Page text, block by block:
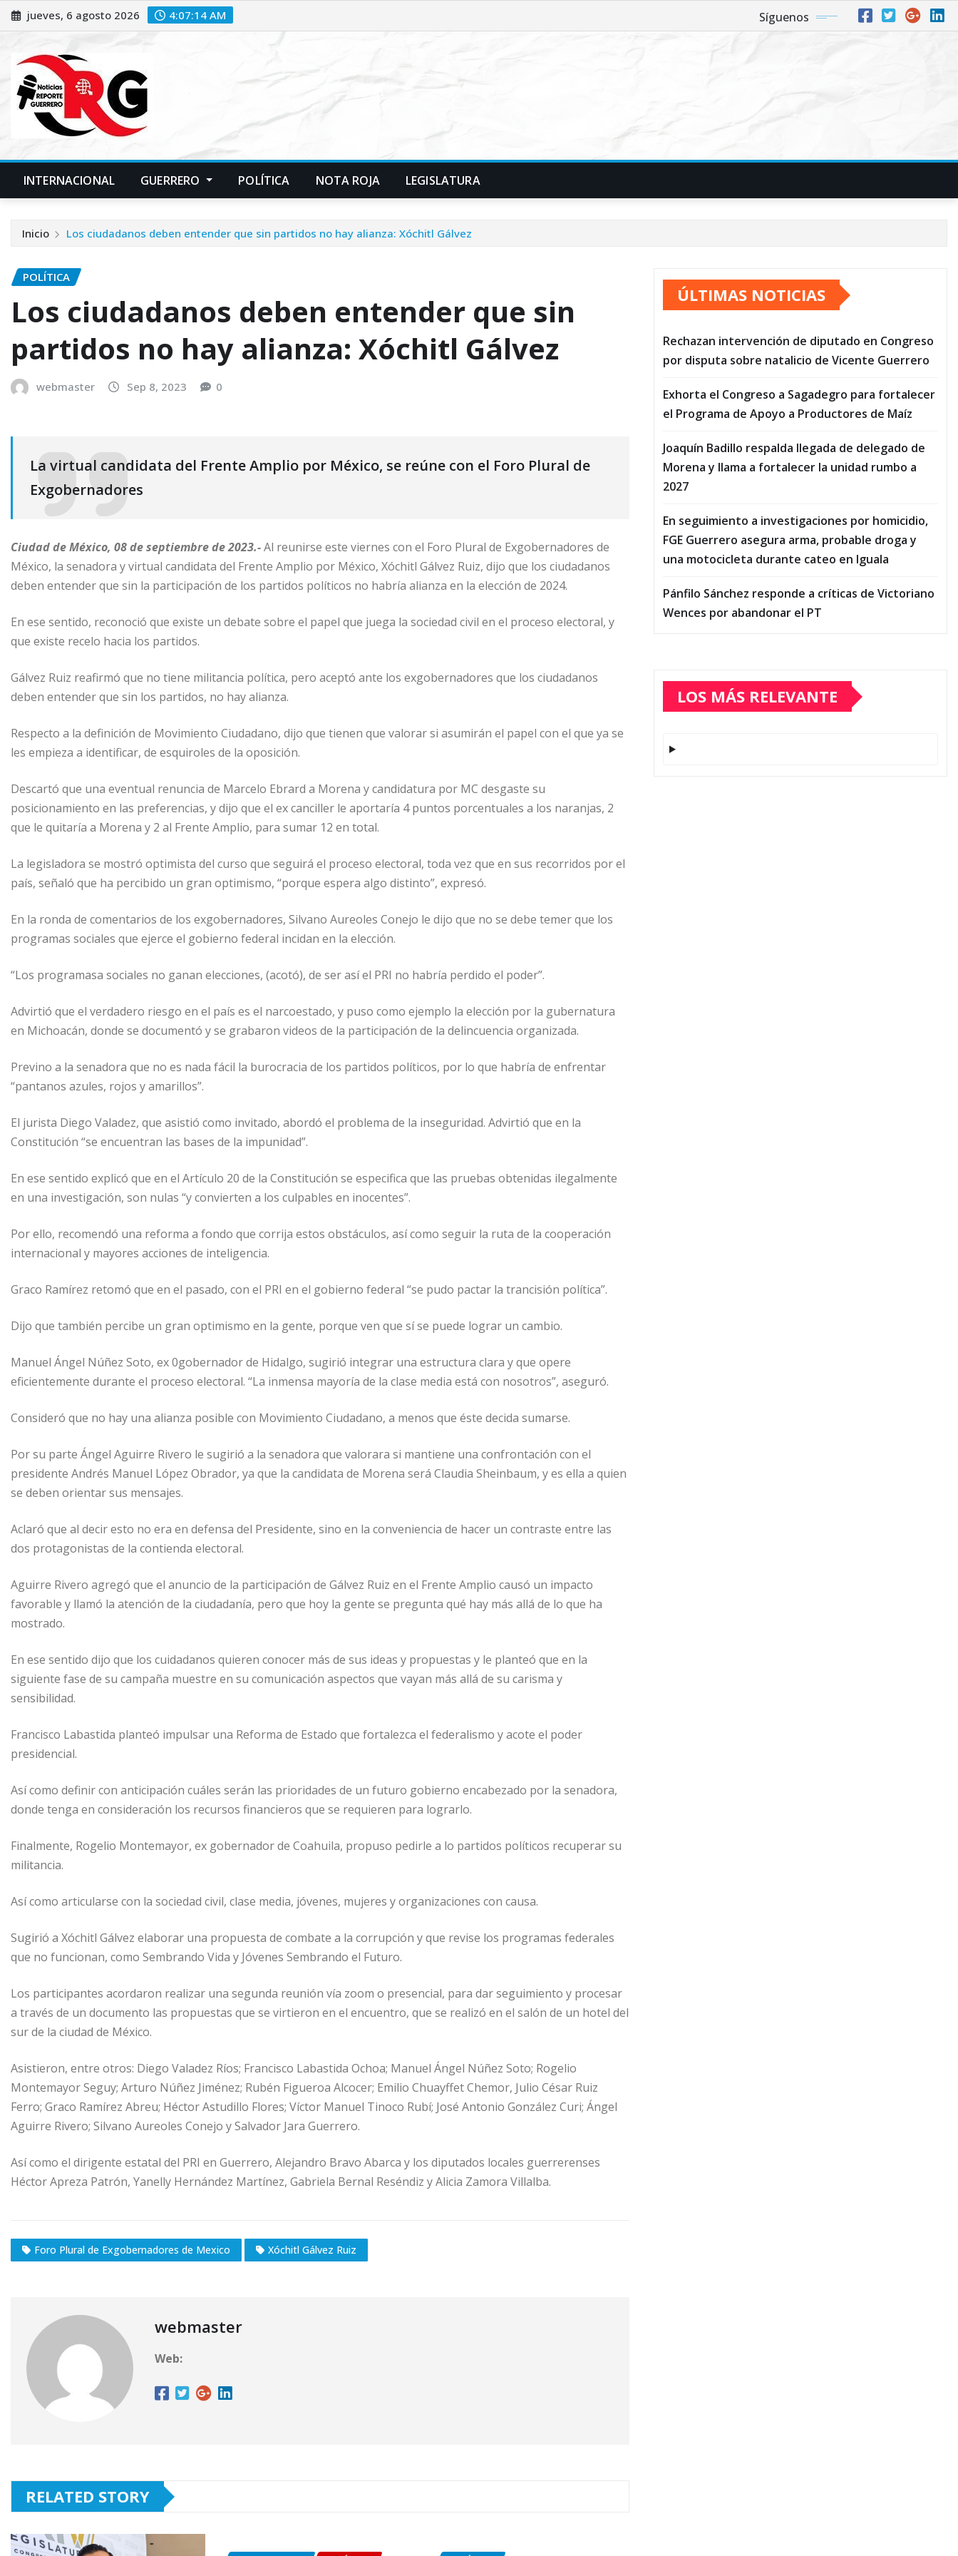
Saltar
al
jueves, 6 agosto 2026 4:07:14 AM Síguenos
INTERNACIONAL GUERRERO POLÍTICA NOTA ROJA LEGISLATURA
Inicio Los ciudadanos deben entender que sin partidos no hay alianza: Xóchitl Gálvez
POLÍTICA
Los ciudadanos deben entender que sin
partidos no hay alianza: Xóchitl Gálvez
webmaster Sep 8, 2023 0
La virtual candidata del Frente Amplio por México, se reúne con el Foro Plural de
Exgobernadores
Ciudad de México, 08 de septiembre de 2023.-Al reunirse este viernes con el Foro Plural de Exgobernadores de
México, la senadora y virtual candidata del Frente Amplio por México, Xóchitl Gálvez Ruiz, dijo que los ciudadanos
deben entender que sin la participación de los partidos políticos no habría alianza en la elección de 2024.
En ese sentido, reconoció que existe un debate sobre el papel que juega la sociedad civil en el proceso electoral, y
que existe recelo hacia los partidos.
Gálvez Ruiz reafirmó que no tiene militancia política, pero aceptó ante los exgobernadores que los ciudadanos
deben entender que sin los partidos, no hay alianza.
Respecto a la definición de Movimiento Ciudadano, dijo que tienen que valorar si asumirán el papel con el que ya se
les empieza a identificar, de esquiroles de la oposición.
Descartó que una eventual renuncia de Marcelo Ebrard a Morena y candidatura por MC desgaste su
posicionamiento en las preferencias, y dijo que el ex canciller le aportaría 4 puntos porcentuales a los naranjas, 2
que le quitaría a Morena y 2 al Frente Amplio, para sumar 12 en total.
La legisladora se mostró optimista del curso que seguirá el proceso electoral, toda vez que en sus recorridos por el
país, señaló que ha percibido un gran optimismo, “porque espera algo distinto”, expresó.
En la ronda de comentarios de los exgobernadores, Silvano Aureoles Conejo le dijo que no se debe temer que los
programas sociales que ejerce el gobierno federal incidan en la elección.
“Los programasa sociales no ganan elecciones, (acotó), de ser así el PRI no habría perdido el poder”.
Advirtió que el verdadero riesgo en el país es el narcoestado, y puso como ejemplo la elección por la gubernatura
en Michoacán, donde se documentó y se grabaron videos de la participación de la delincuencia organizada.
Previno a la senadora que no es nada fácil la burocracia de los partidos políticos, por lo que habría de enfrentar
“pantanos azules, rojos y amarillos”.
El jurista Diego Valadez, que asistió como invitado, abordó el problema de la inseguridad. Advirtió que en la
Constitución “se encuentran las bases de la impunidad”.
En ese sentido explicó que en el Artículo 20 de la Constitución se especifica que las pruebas obtenidas ilegalmente
en una investigación, son nulas “y convierten a los culpables en inocentes”.
Por ello, recomendó una reforma a fondo que corrija estos obstáculos, así como seguir la ruta de la cooperación
internacional y mayores acciones de inteligencia.
Graco Ramírez retomó que en el pasado, con el PRI en el gobierno federal “se pudo pactar la trancisión política”.
Dijo que también percibe un gran optimismo en la gente, porque ven que sí se puede lograr un cambio.
Manuel Ángel Núñez Soto, ex 0gobernador de Hidalgo, sugirió integrar una estructura clara y que opere
eficientemente durante el proceso electoral. “La inmensa mayoría de la clase media está con nosotros”, aseguró.
Consideró que no hay una alianza posible con Movimiento Ciudadano, a menos que éste decida sumarse.
Por su parte Ángel Aguirre Rivero le sugirió a la senadora que valorara si mantiene una confrontación con el
presidente Andrés Manuel López Obrador, ya que la candidata de Morena será Claudia Sheinbaum, y es ella a quien
se deben orientar sus mensajes.
Aclaró que al decir esto no era en defensa del Presidente, sino en la conveniencia de hacer un contraste entre las
dos protagonistas de la contienda electoral.
Aguirre Rivero agregó que el anuncio de la participación de Gálvez Ruiz en el Frente Amplio causó un impacto
favorable y llamó la atención de la ciudadanía, pero que hoy la gente se pregunta qué hay más allá de lo que ha
mostrado.
En ese sentido dijo que los cuidadanos quieren conocer más de sus ideas y propuestas y le planteó que en la
siguiente fase de su campaña muestre en su comunicación aspectos que vayan más allá de su carisma y
sensibilidad.
Francisco Labastida planteó impulsar una Reforma de Estado que fortalezca el federalismo y acote el poder
presidencial.
Así como definir con anticipación cuáles serán las prioridades de un futuro gobierno encabezado por la senadora,
donde tenga en consideración los recursos financieros que se requieren para lograrlo.
Finalmente, Rogelio Montemayor, ex gobernador de Coahuila, propuso pedirle a lo partidos políticos recuperar su
militancia.
Así como articularse con la sociedad civil, clase media, jóvenes, mujeres y organizaciones con causa.
Sugirió a Xóchitl Gálvez elaborar una propuesta de combate a la corrupción y que revise los programas federales
que no funcionan, como Sembrando Vida y Jóvenes Sembrando el Futuro.
Los participantes acordaron realizar una segunda reunión vía zoom o presencial, para dar seguimiento y procesar
a través de un documento las propuestas que se virtieron en el encuentro, que se realizó en el salón de un hotel del
sur de la ciudad de México.
Asistieron, entre otros: Diego Valadez Ríos; Francisco Labastida Ochoa; Manuel Ángel Núñez Soto; Rogelio
Montemayor Seguy; Arturo Núñez Jiménez; Rubén Figueroa Alcocer; Emilio Chuayffet Chemor, Julio César Ruiz
Ferro; Graco Ramírez Abreu; Héctor Astudillo Flores; Víctor Manuel Tinoco Rubí; José Antonio González Curi; Ángel
Aguirre Rivero; Silvano Aureoles Conejo y Salvador Jara Guerrero.
Así como el dirigente estatal del PRI en Guerrero, Alejandro Bravo Abarca y los diputados locales guerrerenses
Héctor Apreza Patrón, Yanelly Hernández Martínez, Gabriela Bernal Reséndiz y Alicia Zamora Villalba.
Foro Plural de Exgobernadores de Mexico Xóchitl Gálvez Ruiz
webmaster
Web:
RELATED STORY
ÚLTIMAS NOTICIAS
Rechazan intervención de diputado en Congreso
por disputa sobre natalicio de Vicente Guerrero
Exhorta el Congreso a Sagadegro para fortalecer
el Programa de Apoyo a Productores de Maíz
Joaquín Badillo respalda llegada de delegado de
Morena y llama a fortalecer la unidad rumbo a
2027
En seguimiento a investigaciones por homicidio,
FGE Guerrero asegura arma, probable droga y
una motocicleta durante cateo en Iguala
Pánfilo Sánchez responde a críticas de Victoriano
Wences por abandonar el PT
LOS MÁS RELEVANTE